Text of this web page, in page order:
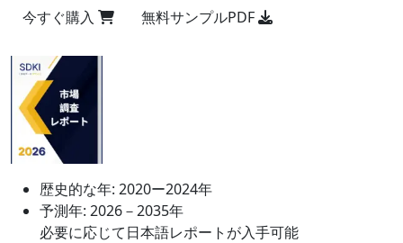
今すぐ購入
無料サンプルPDF
歴史的な年: 2020ー2024年
予測年: 2026－2035年
必要に応じて日本語レポートが入手可能